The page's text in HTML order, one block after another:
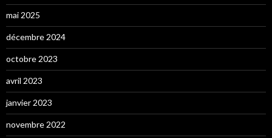
mai 2025
décembre 2024
octobre 2023
avril 2023
janvier 2023
novembre 2022